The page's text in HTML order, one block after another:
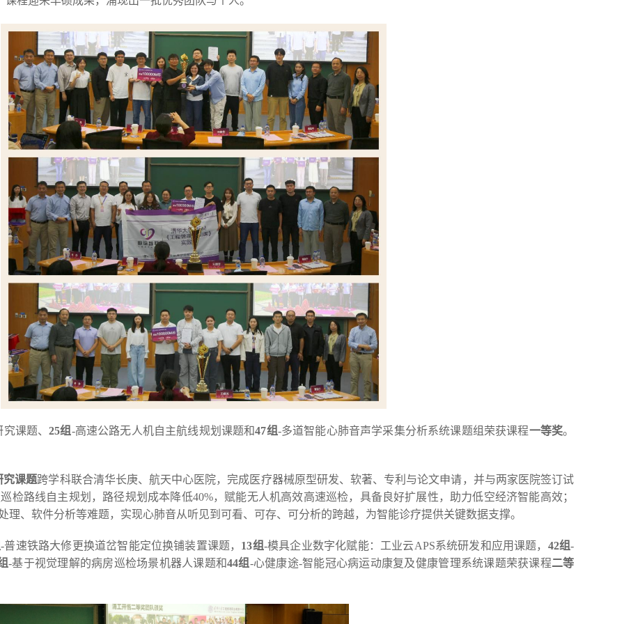
究课题、25组-高速公路无人机自主航线规划课题和47组-多道智能心肺音声学采集分析系统课题组荣获课程一等奖。
究课题跨学科联合清华长庚、航天中心医院，完成医疗器械原型研发、软著、专利与论文申请，并与两家医院签订试
检路线自主规划，路径规划成本降低40%，赋能无人机高效高速巡检，具备良好扩展性，助力低空经济智能高效；
理、软件分析等难题，实现心肺音从听见到可看、可存、可分析的跨越，为智能诊疗提供关键数据支撑。
-普速铁路大修更换道岔智能定位换铺装置课题， 13组-模具企业数字化赋能：工业云APS系统研发和应用课题， 42组-
-基于视觉理解的病房巡检场景机器人课题和44组-心健康途-智能冠心病运动康复及健康管理系统课题荣获课程二等